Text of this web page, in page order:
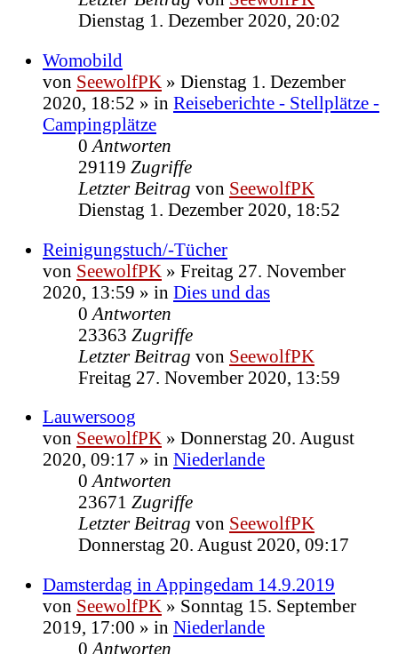
Dienstag 1. Dezember 2020, 20:02
Womobild
von SeewolfPK » Dienstag 1. Dezember
2020, 18:52 » in Reiseberichte - Stellplätze -
Campingplätze
0 Antworten
29119 Zugriffe
Letzter Beitrag von SeewolfPK
Dienstag 1. Dezember 2020, 18:52
Reinigungstuch/-Tücher
von SeewolfPK » Freitag 27. November
2020, 13:59 » in Dies und das
0 Antworten
23363 Zugriffe
Letzter Beitrag von SeewolfPK
Freitag 27. November 2020, 13:59
Lauwersoog
von SeewolfPK » Donnerstag 20. August
2020, 09:17 » in Niederlande
0 Antworten
23671 Zugriffe
Letzter Beitrag von SeewolfPK
Donnerstag 20. August 2020, 09:17
Damsterdag in Appingedam 14.9.2019
von SeewolfPK » Sonntag 15. September
2019, 17:00 » in Niederlande
0 Antworten